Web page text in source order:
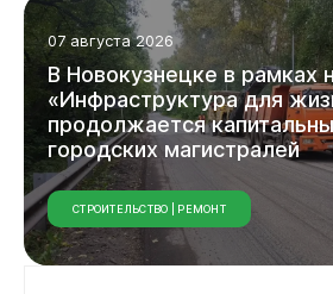
07 августа 2026
В Новокузнецке в рамках
«Инфраструктура для
продолжается
городских магистралей
СТРОИТЕЛЬСТВО | РЕМОНТ